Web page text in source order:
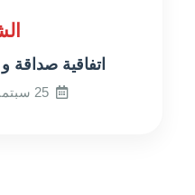
اتفاقية صداقة